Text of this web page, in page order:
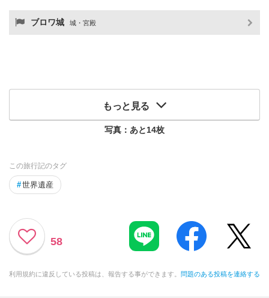
ブロワ城 城・宮殿
もっと見る
写真：あと14枚
この旅行記のタグ
#世界遺産
58
利用規約に違反している投稿は、報告する事ができます。 問題のある投稿を連絡する